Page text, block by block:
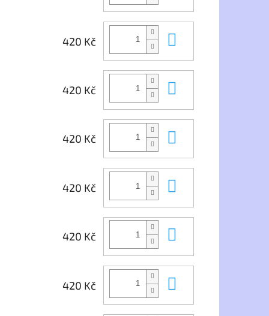
420 Kč
420 Kč
420 Kč
420 Kč
420 Kč
420 Kč